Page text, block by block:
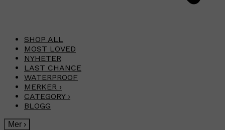
SHOP ALL
MOST LOVED
NYHETER
LAST CHANCE
WATERPROOF
MERKER ›
CATEGORY ›
BLOGG
Mer ›